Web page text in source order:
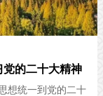
的二十大精神
想统一到党的二十